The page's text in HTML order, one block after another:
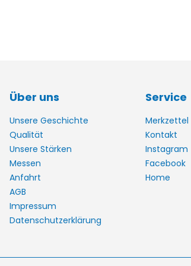
Über uns
Unsere Geschichte
Qualität
Unsere Stärken
Messen
Anfahrt
AGB
Impressum
Datenschutzerklärung
Service
Merkzettel
Kontakt
Instagram
Facebook
Home